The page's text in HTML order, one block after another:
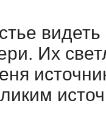
Их